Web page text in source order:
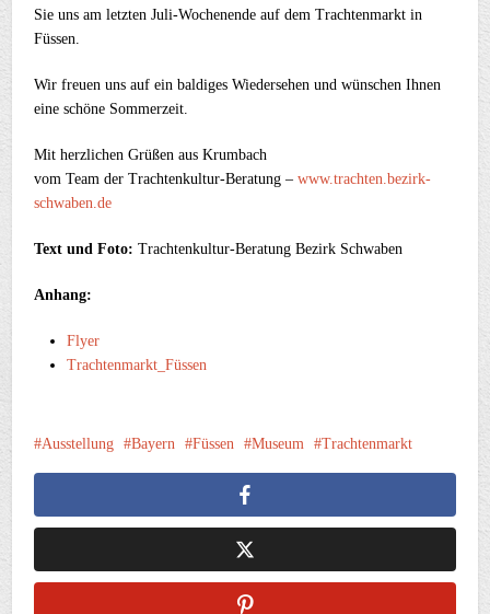
Sie uns am letzten Juli-Wochenende auf dem Trachtenmarkt in
Füssen.
Wir freuen uns auf ein baldiges Wiedersehen und wünschen Ihnen
eine schöne Sommerzeit.
Mit herzlichen Grüßen aus Krumbach
vom Team der Trachtenkultur-Beratung –www.trachten.bezirk-
schwaben.de
Text und Foto: Trachtenkultur-Beratung Bezirk Schwaben
Anhang:
Flyer
Trachtenmarkt_Füssen
Ausstellung Bayern Füssen Museum Trachtenmarkt